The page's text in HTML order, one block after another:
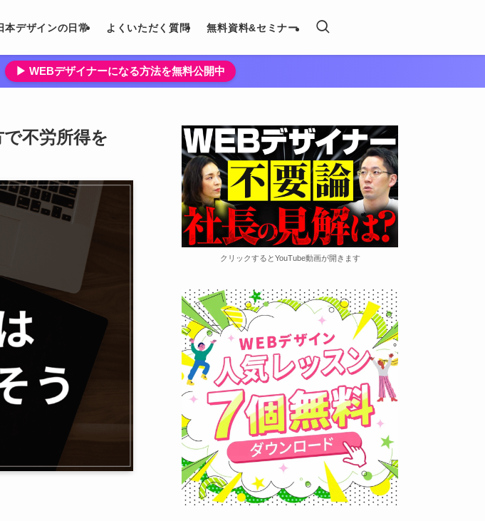
本デザインの日常 よくいただく質問 無料資料&セミナー
▶︎ WEBデザイナーになる方法を無料公開中
不労所得を
クリックするとYouTube動画が開きます